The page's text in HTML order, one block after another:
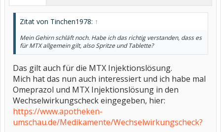
Zitat von Tinchen1978: ↑
Mein Gehirn schläft noch. Habe ich das richtig verstanden, dass es
für MTX allgemein gilt, also Spritze und Tablette?
Das gilt auch für die MTX Injektionslösung.
Mich hat das nun auch interessiert und ich habe mal
Omeprazol und MTX Injektionslösung in den
Wechselwirkungscheck eingegeben, hier:
https://www.apotheken-
umschau.de/Medikamente/Wechselwirkungscheck?